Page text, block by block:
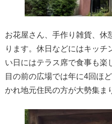
お花屋さん、手作り雑貨、休
ります。休日などにはキッチ
い日にはテラス席で食事も楽
目の前の広場では年に4回ほ
かれ地元住民の方が大勢集ま